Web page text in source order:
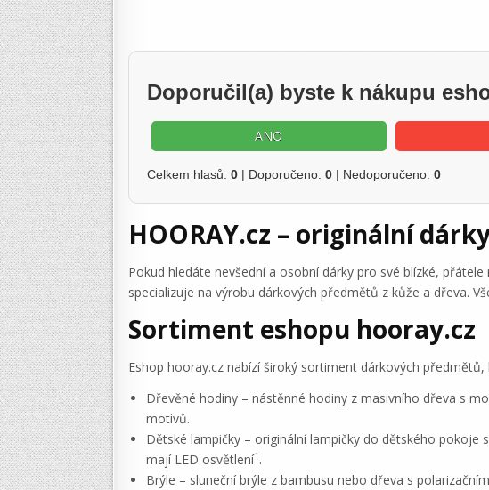
Doporučil(a) byste k nákupu
ANO
Celkem hlasů: 0 | Doporučeno: 0 | Nedoporučeno: 0
HOORAY.cz – originální
Pokud hledáte nevšední a osobní dárky pro své blízké,
specializuje na výrobu dárkových předmětů z kůže a dřeva.
Sortiment eshopu hooray.cz
Eshop hooray.cz nabízí široký sortiment dárkových
Dřevěné hodiny – nástěnné hodiny z masivního dřeva s
motivů.
Dětské lampičky – originální lampičky do dětského
mají LED osvětlení1 .
Brýle – sluneční brýle z bambusu nebo dřeva s